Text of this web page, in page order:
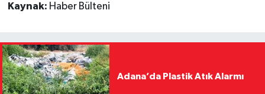
Kaynak: Haber Bülteni
Adana’da Plastik Atık Alarmı